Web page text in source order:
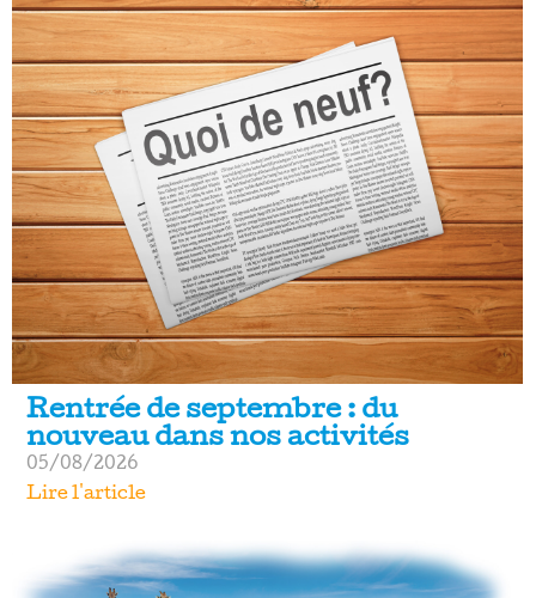
Rentrée de septembre : du
nouveau dans nos activités
05/08/2026
Lire l'article